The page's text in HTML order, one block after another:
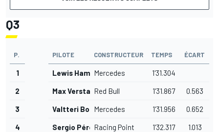
Q3
P. PILOTE CONSTRUCTEUR TEMPS ÉCART
1 Lewis HamiltonMercedes 1'31.304
2 Max VerstappenRed Bull 1'31.867 0.563
3 Valtteri BottasMercedes 1'31.956 0.652
4 Sergio PérezRacing Point 1'32.317 1.013